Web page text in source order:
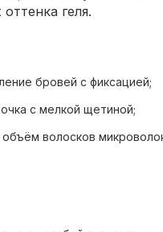
геля.
бровей с фиксацией;
с мелкой щетиной;
объём волосков
компоненты в составе.